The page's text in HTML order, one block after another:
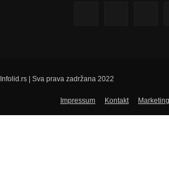
Infolid.rs | Sva prava zadržana 2022
Impressum Kontakt Marketing